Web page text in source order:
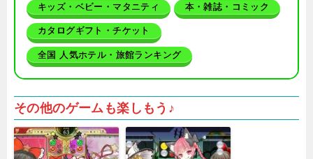
キッズ・ベビー・マタニティ 本・雑誌・コミック
カタログギフト・チケット
全国 人気ホテル・旅館ランキング
その他のゲームも楽しもう♪